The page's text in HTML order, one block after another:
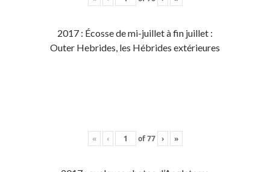
2017 : Écosse de mi-juillet à fin juillet :
Outer Hebrides, les Hébrides extérieures
« ‹ of77 › »